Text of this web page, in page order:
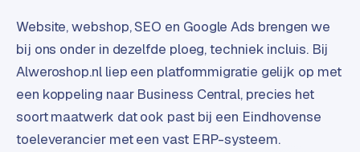
e
n
n
t
e
r
Website, webshop, SEO en Google Ads brengen we
bij ons onder in dezelfde ploeg, techniek incluis. Bij
Alweroshop.nl liep een platformmigratie gelijk op met
een koppeling naar Business Central, precies het
soort maatwerk dat ook past bij een Eindhovense
toeleverancier met een vast ERP-systeem.